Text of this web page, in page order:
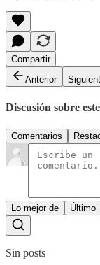
Compartir
Anterior
Discusión sobre
Comentarios
Lo mejor de Último
Sin posts